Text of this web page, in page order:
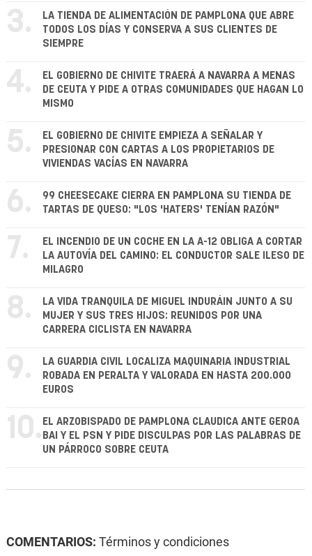
3.
LA TIENDA DE ALIMENTACIÓN DE PAMPLONA QUE ABRE
TODOS LOS DÍAS Y CONSERVA A SUS CLIENTES DE
SIEMPRE
4.
EL GOBIERNO DE CHIVITE TRAERÁ A NAVARRA A MENAS
DE CEUTA Y PIDE A OTRAS COMUNIDADES QUE HAGAN LO
MISMO
5.
EL GOBIERNO DE CHIVITE EMPIEZA A SEÑALAR Y
PRESIONAR CON CARTAS A LOS PROPIETARIOS DE
VIVIENDAS VACÍAS EN NAVARRA
6.
99 CHEESECAKE CIERRA EN PAMPLONA SU TIENDA DE
TARTAS DE QUESO: "LOS 'HATERS' TENÍAN RAZÓN"
7.
EL INCENDIO DE UN COCHE EN LA A-12 OBLIGA A CORTAR
LA AUTOVÍA DEL CAMINO: EL CONDUCTOR SALE ILESO DE
MILAGRO
8.
LA VIDA TRANQUILA DE MIGUEL INDURÁIN JUNTO A SU
MUJER Y SUS TRES HIJOS: REUNIDOS POR UNA
CARRERA CICLISTA EN NAVARRA
9.
LA GUARDIA CIVIL LOCALIZA MAQUINARIA INDUSTRIAL
ROBADA EN PERALTA Y VALORADA EN HASTA 200.000
EUROS
10. EL ARZOBISPADO DE PAMPLONA CLAUDICA ANTE GEROA
BAI Y EL PSN Y PIDE DISCULPAS POR LAS PALABRAS DE
UN PÁRROCO SOBRE CEUTA
COMENTARIOS: Términos y condiciones